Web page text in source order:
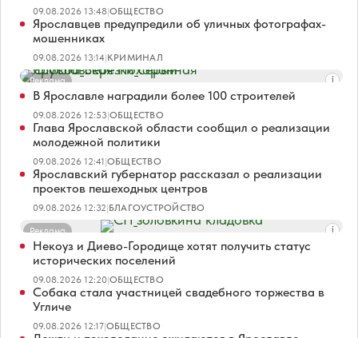
09.08.2026 13:48|ОБЩЕСТВО
Ярославцев предупредили об уличных фотографах-
мошенниках
09.08.2026 13:14|КРИМИНАЛ
Реклама
В Ярославле наградили более 100 строителей
09.08.2026 12:53|ОБЩЕСТВО
Глава Ярославской области сообщил о реализации
молодежной политики
09.08.2026 12:41|ОБЩЕСТВО
Ярославский губернатор рассказал о реализации
проектов пешеходных центров
09.08.2026 12:32|БЛАГОУСТРОЙСТВО
Реклама
Некоуз и Диево-Городище хотят получить статус
исторических поселений
09.08.2026 12:20|ОБЩЕСТВО
Собака стала участницей свадебного торжества в
Угличе
09.08.2026 12:17|ОБЩЕСТВО